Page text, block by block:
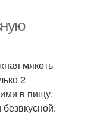
мякоть
2
в пищу.